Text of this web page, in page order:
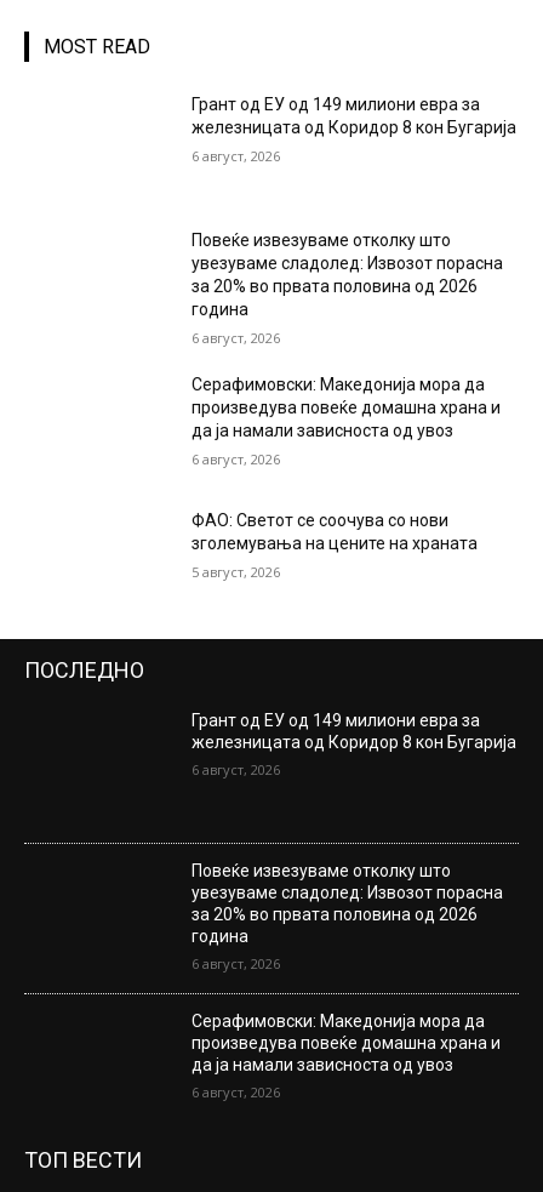
MOST READ
Грант од ЕУ од 149 милиони евра за
железницата од Коридор 8 кон Бугарија
6 август, 2026
Повеќе извезуваме отколку што
увезуваме сладолед: Извозот порасна
за 20% во првата половина од 2026
година
6 август, 2026
Серафимовски: Македонија мора да
произведува повеќе домашна храна и
да ја намали зависноста од увоз
6 август, 2026
ФАО: Светот се соочува со нови
зголемувања на цените на храната
5 август, 2026
ПОСЛЕДНО
Грант од ЕУ од 149 милиони евра за
железницата од Коридор 8 кон Бугарија
6 август, 2026
Повеќе извезуваме отколку што
увезуваме сладолед: Извозот порасна
за 20% во првата половина од 2026
година
6 август, 2026
Серафимовски: Македонија мора да
произведува повеќе домашна храна и
да ја намали зависноста од увоз
6 август, 2026
ТОП ВЕСТИ